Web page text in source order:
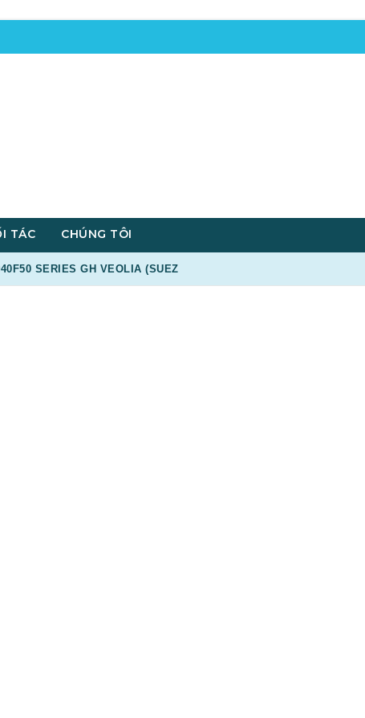
TÁC CHÚNG TÔI
SERIES GH VEOLIA (SUEZ